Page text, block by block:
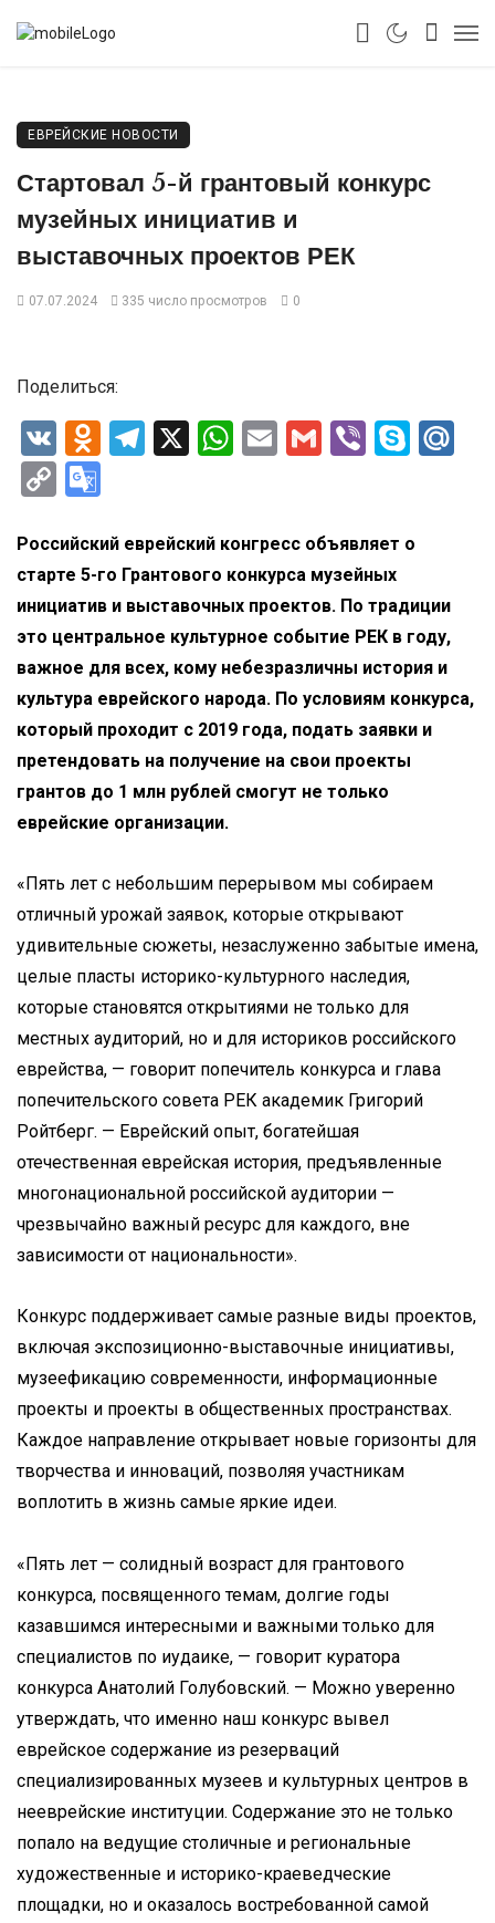
ЕВРЕЙСКИЕ НОВОСТИ
Стартовал 5-й грантовый конкурс
музейных инициатив и
выставочных проектов РЕК
07.07.2024 335 число просмотров 0
Поделиться:
VK Odnoklassniki
Telegram
X WhatsApp
EmailGmailViber
Copy
Российский еврейский конгресс объявляет о
старте 5-го Грантового конкурса музейных
инициатив и выставочных проектов. По традиции
это центральное культурное событие РЕК в году,
важное для всех, кому небезразличны история и
культура еврейского народа. По условиям конкурса,
который проходит с 2019 года, подать заявки и
претендовать на получение на свои проекты
грантов до 1 млн рублей смогут не только
еврейские организации.
«Пять лет с небольшим перерывом мы собираем
отличный урожай заявок, которые открывают
удивительные сюжеты, незаслуженно забытые имена,
целые пласты историко-культурного наследия,
которые становятся открытиями не только для
местных аудиторий, но и для историков российского
еврейства, — говорит попечитель конкурса и глава
попечительского совета РЕК академик Григорий
Ройтберг. — Еврейский опыт, богатейшая
отечественная еврейская история, предъявленные
многонациональной российской аудитории —
чрезвычайно важный ресурс для каждого, вне
зависимости от национальности».
Конкурс поддерживает самые разные виды проектов,
включая экспозиционно-выставочные инициативы,
музеефикацию современности, информационные
проекты и проекты в общественных пространствах.
Каждое направление открывает новые горизонты для
творчества и инноваций, позволяя участникам
воплотить в жизнь самые яркие идеи.
«Пять лет — солидный возраст для грантового
конкурса, посвященного темам, долгие годы
казавшимся интересными и важными только для
специалистов по иудаике, — говорит куратора
конкурса Анатолий Голубовский. — Можно уверенно
утверждать, что именно наш конкурс вывел
еврейское содержание из резерваций
специализированных музеев и культурных центров в
нееврейские институции. Содержание это не только
попало на ведущие столичные и региональные
художественные и историко-краеведческие
площадки, но и оказалось востребованной самой